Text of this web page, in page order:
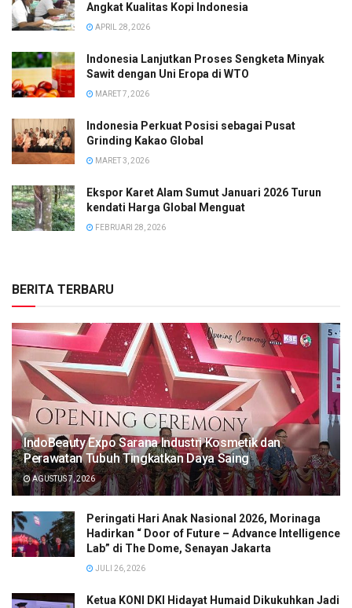
Angkat Kualitas Kopi Indonesia
APRIL 28, 2026
Indonesia Lanjutkan Proses Sengketa Minyak
Sawit dengan Uni Eropa di WTO
MARET 7, 2026
Indonesia Perkuat Posisi sebagai Pusat
Grinding Kakao Global
MARET 3, 2026
Ekspor Karet Alam Sumut Januari 2026 Turun
kendati Harga Global Menguat
FEBRUARI 28, 2026
BERITA TERBARU
IndoBeauty Expo Sarana Industri Kosmetik dan
Perawatan Tubuh Tingkatkan Daya Saing
AGUSTUS 7, 2026
Peringati Hari Anak Nasional 2026, Morinaga
Hadirkan “ Door of Future – Advance Intelligence
Lab” di The Dome, Senayan Jakarta
JULI 26, 2026
Ketua KONI DKI Hidayat Humaid Dikukuhkan Jadi